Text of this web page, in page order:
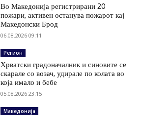
Во Македонија регистрирани 20
пожари, активен останува пожарот кај
Македонски Брод
06.08.2026 09:11
Регион
Хрватски градоначалник и синовите се
скарале со возач, удирале по колата во
која имало и бебе
05.08.2026 23:15
Македонија